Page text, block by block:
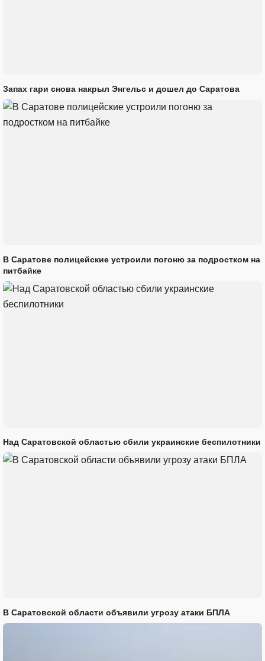
Запах гари снова накрыл Энгельс и дошел до Саратова
В Саратове полицейские устроили погоню за подростком на
питбайке
Над Саратовской областью сбили украинские беспилотники
В Саратовской области объявили угрозу атаки БПЛА